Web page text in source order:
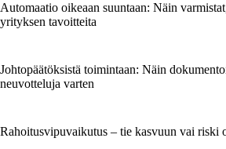
Automaatio oikeaan suuntaan: Näin
yrityksen tavoitteita
Johtopäätöksistä toimintaan: Näin
neuvotteluja varten
Rahoitusvipuvaikutus – tie kasvuun vai riski